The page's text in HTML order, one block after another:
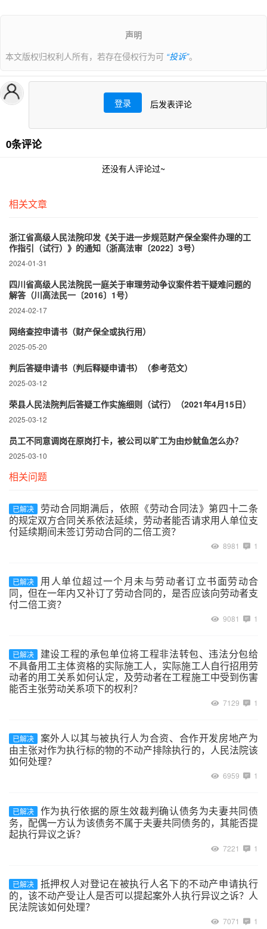
声明
本文版权归权利人所有，若存在侵权行为可 “投诉”。
登录 后发表评论
0条评论
还没有人评论过~
相关文章
浙江省高级人民法院印发《关于进一步规范财产保全案件办理的工
作指引（试行）》的通知（浙高法审〔2022〕3号）
2024-01-31
四川省高级人民法院民一庭关于审理劳动争议案件若干疑难问题的
解答（川高法民一〔2016〕1号）
2024-02-17
网络查控申请书（财产保全或执行用）
2025-05-20
判后答疑申请书（判后释疑申请书）（参考范文）
2025-03-12
荣县人民法院判后答疑工作实施细则（试行）（2021年4月15日）
2025-03-12
员工不同意调岗在原岗打卡，被公司以旷工为由炒鱿鱼怎么办？
2025-03-10
相关问题
已解决
劳动合同期满后，依照《劳动合同法》第四十二条
的规定双方合同关系依法延续，劳动者能否请求用人单位支
付延续期间未签订劳动合同的二倍工资？
8981 1
已解决
用人单位超过一个月未与劳动者订立书面劳动合
同，但在一年内又补订了劳动合同的，是否应该向劳动者支
付二倍工资？
9081 1
已解决
建设工程的承包单位将工程非法转包、违法分包给
不具备用工主体资格的实际施工人，实际施工人自行招用劳
动者的用工关系如何认定，及劳动者在工程施工中受到伤害
能否主张劳动关系项下的权利？
7129 1
已解决
案外人以其与被执行人为合资、合作开发房地产为
由主张对作为执行标的物的不动产排除执行的，人民法院该
如何处理？
6959 1
已解决
作为执行依据的原生效裁判确认债务为夫妻共同债
务，配偶一方认为该债务不属于夫妻共同债务的，其能否提
起执行异议之诉？
7221 1
已解决
抵押权人对登记在被执行人名下的不动产申请执行
的，该不动产受让人是否可以提起案外人执行异议之诉？人
民法院该如何处理？
7071 1